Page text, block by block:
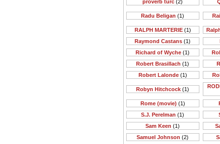
proverb turc (2)
Radu Beligan (1)
RALPH MARTERIE(1)
Raymond Castans (1)
Richard of Wyche (1)
Robert Brasillach (1)
Robert Lalonde(1)
Robyn Hitchcock (1)
Rome (movie) (1)
S.J. Perelman (1)
Sam Keen (1)
Samuel Johnson (2)